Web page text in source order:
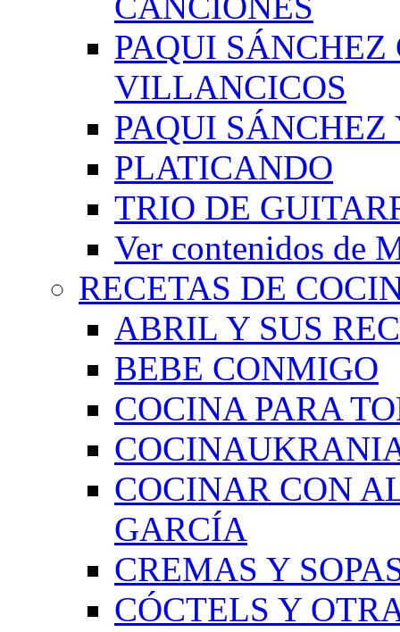
PAQUI
VILLANCICOS
PAQUI
PLATICANDO
TRIO DE
Ver contenidos de
RECETAS DE
ABRIL Y SUS
BEBE CONMIGO
COCINA PARA
COCINAR CON
GARCÍA
CREMAS Y
CÓCTELS Y